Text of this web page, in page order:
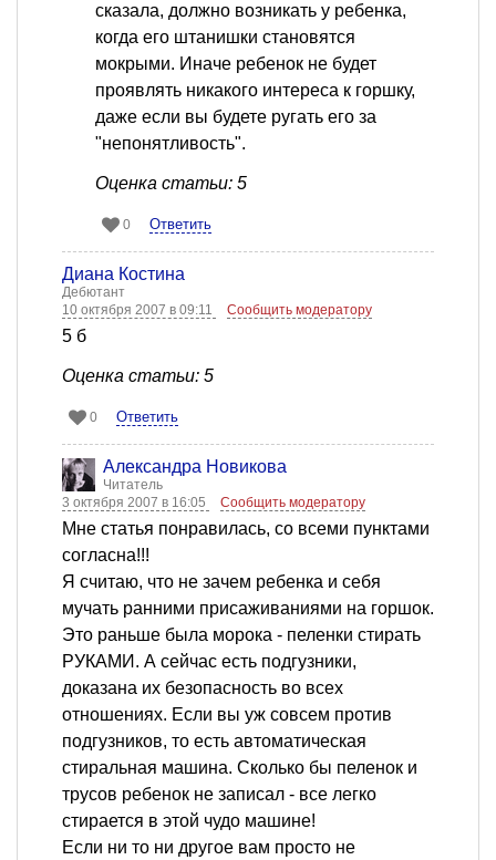
сказала, должно возникать у ребенка,
когда его штанишки становятся
мокрыми. Иначе ребенок не будет
проявлять никакого интереса к горшку,
даже если вы будете ругать его за
"непонятливость".
Оценка статьи: 5
0 Ответить
Диана Костина
Дебютант
10 октября 2007 в 09:11
Сообщить модератору
5 б
Оценка статьи: 5
0 Ответить
Александра Новикова
Читатель
3 октября 2007 в 16:05
Сообщить модератору
Мне статья понравилась, со всеми пунктами
согласна!!!
Я считаю, что не зачем ребенка и себя
мучать ранними присаживаниями на горшок.
Это раньше была морока - пеленки стирать
РУКАМИ. А сейчас есть подгузники,
доказана их безопасность во всех
отношениях. Если вы уж совсем против
подгузников, то есть автоматическая
стиральная машина. Сколько бы пеленок и
трусов ребенок не записал - все легко
стирается в этой чудо машине!
Если ни то ни другое вам просто не